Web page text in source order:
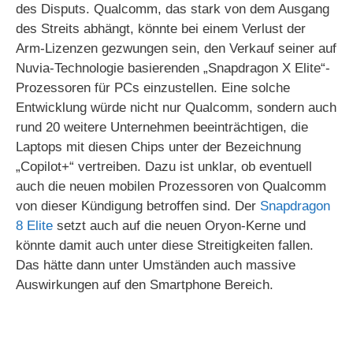
des Disputs. Qualcomm, das stark von dem Ausgang
des Streits abhängt, könnte bei einem Verlust der
Arm-Lizenzen gezwungen sein, den Verkauf seiner auf
Nuvia-Technologie basierenden „Snapdragon X Elite“-
Prozessoren für PCs einzustellen. Eine solche
Entwicklung würde nicht nur Qualcomm, sondern auch
rund 20 weitere Unternehmen beeinträchtigen, die
Laptops mit diesen Chips unter der Bezeichnung
„Copilot+“ vertreiben. Dazu ist unklar, ob eventuell
auch die neuen mobilen Prozessoren von Qualcomm
von dieser Kündigung betroffen sind. Der Snapdragon
8 Elite setzt auch auf die neuen Oryon-Kerne und
könnte damit auch unter diese Streitigkeiten fallen.
Das hätte dann unter Umständen auch massive
Auswirkungen auf den Smartphone Bereich.